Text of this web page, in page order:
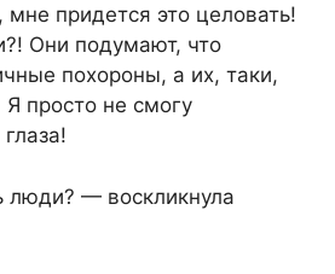
мне придется это целовать!
Они подумают, что
похороны, а их, таки,
просто не смогу
— воскликнула